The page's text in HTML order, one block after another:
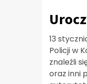
13
Policji w
znaleźli
oraz inni